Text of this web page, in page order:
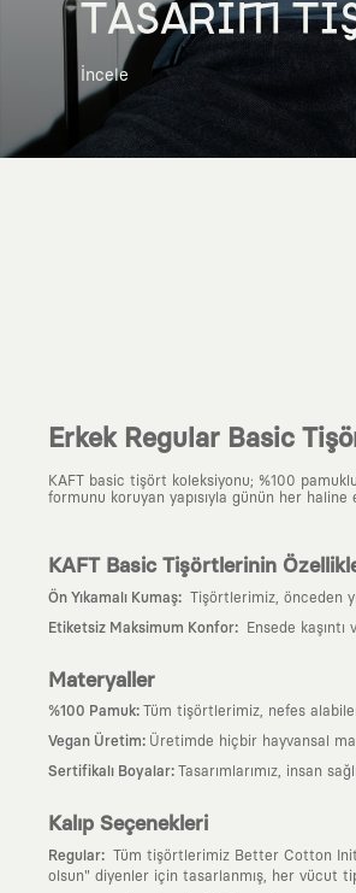
TASARIM
İncele
Erkek Regular Basic
KAFT basic tişört koleksiyonu; %100
formunu koruyan yapısıyla günün her haline
KAFT Basic Tişörtlerinin
Ön Yıkamalı Kumaş: Tişörtlerimiz, önceden
Etiketsiz Maksimum Konfor: Ensede
Materyaller
%100 Pamuk: Tüm tişörtlerimiz, nefes
Vegan Üretim: Üretimde hiçbir hayvansal
Sertifikalı Boyalar: Tasarımlarımız, insan
Kalıp Seçenekleri
Regular: Tüm tişörtlerimiz Better Cotton
olsun" diyenler için tasarlanmış, her vücut